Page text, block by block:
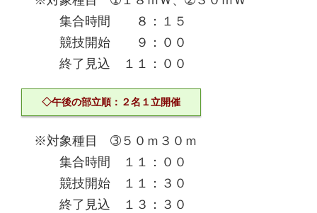
集合時間 ８：１５
競技開始 ９：００
終了見込 １１：００
◇午後の部立順：２名１立開催
※対象種目 ➂５０ｍ３０ｍ
集合時間 １１：００
競技開始 １１：３０
終了見込 １３：３０